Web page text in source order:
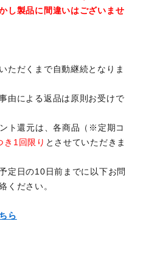
し製品に間違いはございませ
ただくまで自動継続となりま
由による返品は原則お受けで
ト還元は、各商品（※定期コ
き1回限り とさせていただきま
定日の10日前までに以下お問
ください。
ら